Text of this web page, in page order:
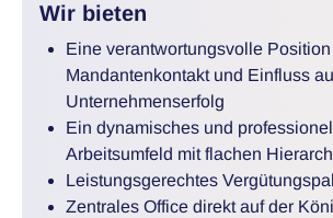
Wir bieten
Eine verantwortungsvolle
Mandantenkontakt und Einfluss
Unternehmenserfolg
Ein dynamisches und
Arbeitsumfeld mit flachen
Leistungsgerechtes
Zentrales Office direkt auf der